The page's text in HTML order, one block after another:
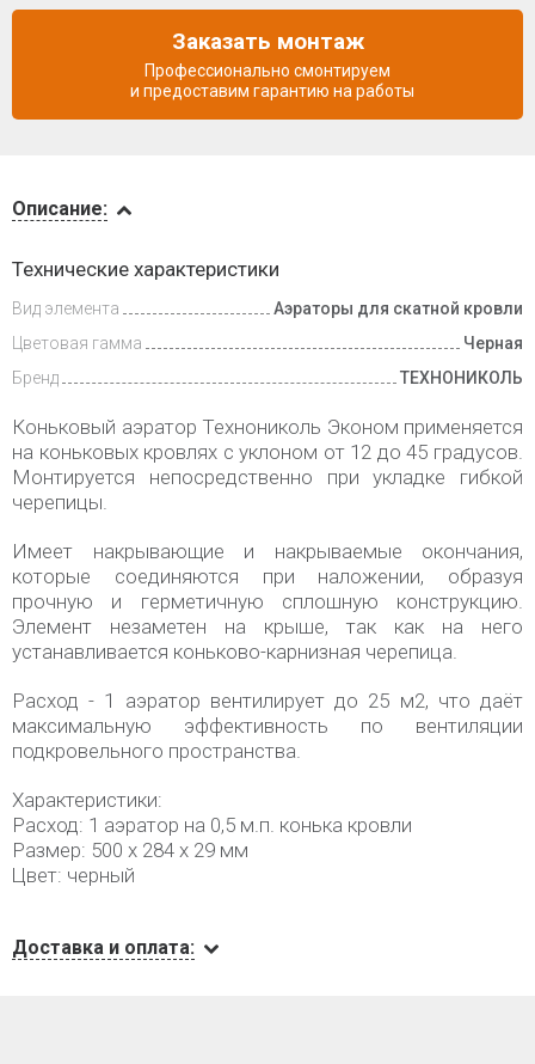
и оплата
Описание:
Технические характеристики
Вид элемента
Аэраторы для скатной кровли
Цветовая гамма
Черная
Бренд
ТЕХНОНИКОЛЬ
Коньковый аэратор Технониколь Эконом применяется
на коньковых кровлях с уклоном от 12 до 45 градусов.
Монтируется непосредственно при укладке гибкой
черепицы.
Имеет накрывающие и накрываемые окончания,
которые соединяются при наложении, образуя
прочную и герметичную сплошную конструкцию.
Элемент незаметен на крыше, так как на него
устанавливается коньково-карнизная черепица.
Расход - 1 аэратор вентилирует до 25 м2, что даёт
максимальную эффективность по вентиляции
подкровельного пространства.
Характеристики:
Расход: 1 аэратор на 0,5 м.п. конька кровли
Размер: 500 х 284 х 29 мм
Цвет: черный
Доставка и оплата:
Заказать монтаж
Профессионально смонтируем
и предоставим гарантию на работы